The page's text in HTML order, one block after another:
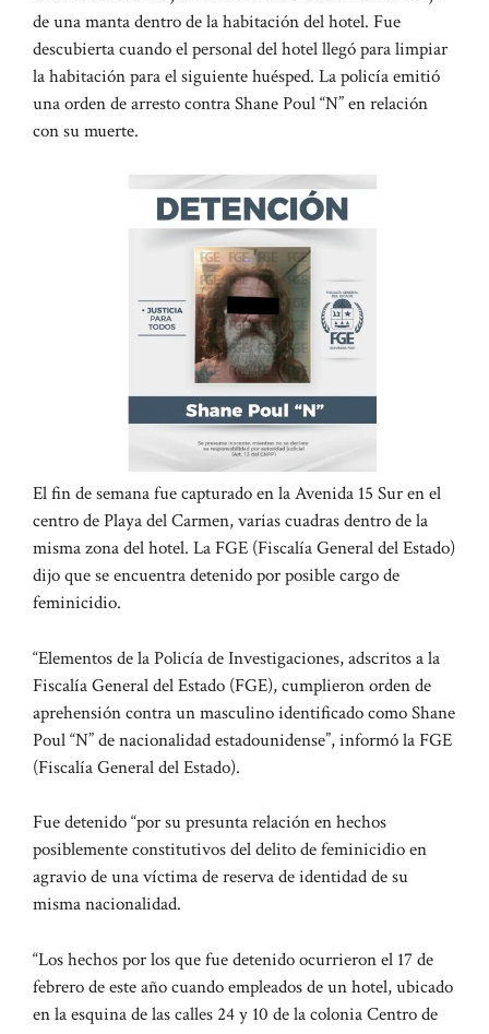
de una manta dentro de la habitación del hotel. Fue
descubierta cuando el personal del hotel llegó para limpiar
la habitación para el siguiente huésped. La policía emitió
una orden de arresto contra Shane Poul “N” en relación
con su muerte.
El fin de semana fue capturado en la Avenida 15 Sur en el
centro de Playa del Carmen, varias cuadras dentro de la
misma zona del hotel. La FGE (Fiscalía General del Estado)
dijo que se encuentra detenido por posible cargo de
feminicidio.
“Elementos de la Policía de Investigaciones, adscritos a la
Fiscalía General del Estado (FGE), cumplieron orden de
aprehensión contra un masculino identificado como Shane
Poul “N” de nacionalidad estadounidense”, informó la FGE
(Fiscalía General del Estado).
Fue detenido “por su presunta relación en hechos
posiblemente constitutivos del delito de feminicidio en
agravio de una víctima de reserva de identidad de su
misma nacionalidad.
“Los hechos por los que fue detenido ocurrieron el 17 de
febrero de este año cuando empleados de un hotel, ubicado
en la esquina de las calles 24 y 10 de la colonia Centro de